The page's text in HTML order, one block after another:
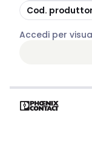
copia
Cod.
Accedi per